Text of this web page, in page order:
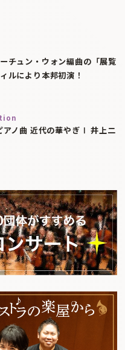
チュン・ウォン編曲の「展覧
ルにより本邦初演！
アノ曲 近代の華やぎⅠ 井上二